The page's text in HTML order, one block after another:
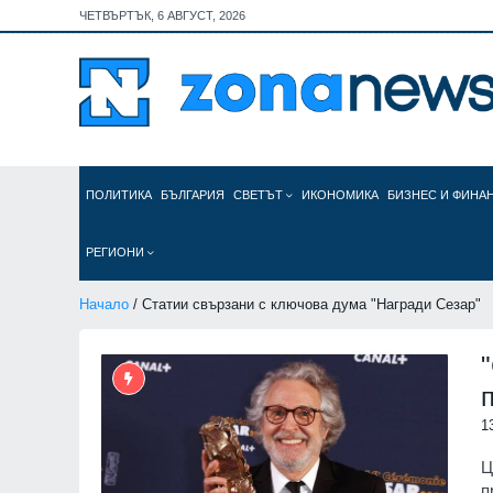
ЧЕТВЪРТЪК, 6 АВГУСТ, 2026
ПОЛИТИКА БЪЛГАРИЯ СВЕТЪТ ИКОНОМИКА БИЗНЕС И
РЕГИОНИ
Начало / Статии свързани с ключова дума "Награди Сезар"